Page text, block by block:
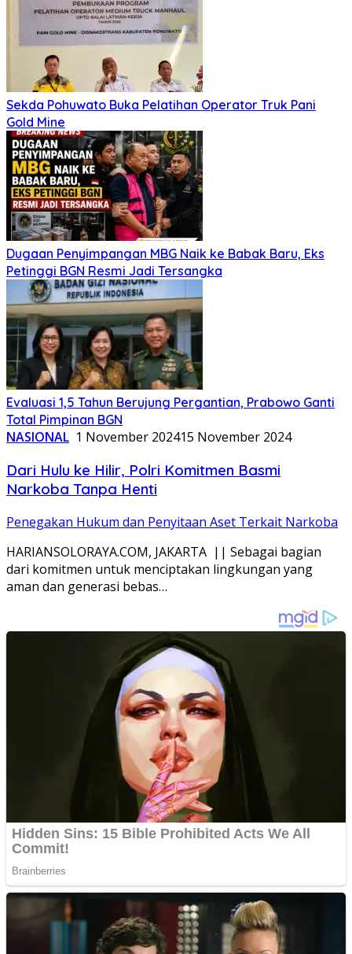
Sekda Pohuwato Buka Pelatihan Operator Truk Pani
Gold Mine
Dugaan Penyimpangan MBG Naik ke Babak Baru, Eks
Petinggi BGN Resmi Jadi Tersangka
Evaluasi 1,5 Tahun Berujung Pergantian, Prabowo Ganti
Total Pimpinan BGN
NASIONAL 1 November 202415 November 2024
Dari Hulu ke Hilir, Polri Komitmen Basmi
Narkoba Tanpa Henti
Penegakan Hukum dan Penyitaan Aset Terkait Narkoba
HARIANSOLORAYA.COM, JAKARTA || Sebagai bagian
dari komitmen untuk menciptakan lingkungan yang
aman dan generasi bebas…